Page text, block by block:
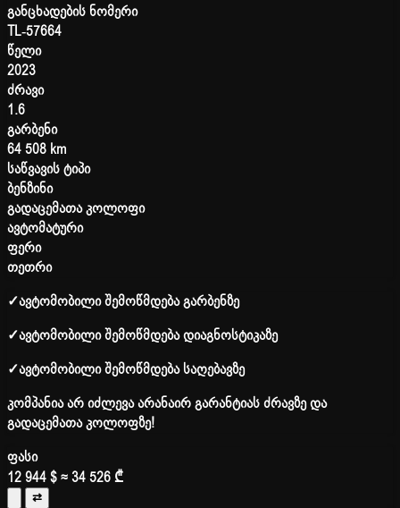
განცხადების ნომერი
TL-57664
წელი
2023
ძრავი
1.6
გარბენი
64 508 km
საწვავის ტიპი
ბენზინი
გადაცემათა კოლოფი
ავტომატური
ფერი
თეთრი
✓ავტომობილი შემოწმდება გარბენზე
✓ავტომობილი შემოწმდება დიაგნოსტიკაზე
✓ავტომობილი შემოწმდება საღებავზე
კომპანია არ იძლევა არანაირ გარანტიას ძრავზე და
გადაცემათა კოლოფზე!
ფასი
12 944 $≈ 34 526 ₾
⇄